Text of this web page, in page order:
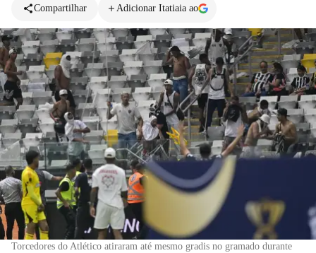
Compartilhar
Adicionar Itatiaia ao
Torcedores do Atlético atiraram até mesmo gradis no gramado durante